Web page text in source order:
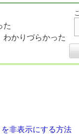
た
わかりづらかった
非表示にする方法